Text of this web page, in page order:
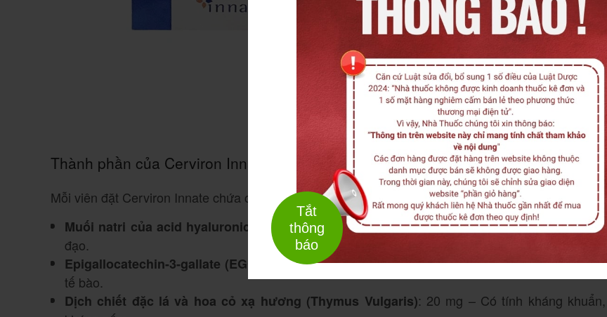
Tắt
thông
báo
Thành phần của Cerviron Innate
Mỗi viên đặt Cerviron Innate chứa các thành phần tự nhiên sau:
Muối natri của acid hyaluronic
: 10 mg – Giúp giữ ẩm, làm dịu và cải thiện tình trạng khô âm
đạo.
Epigallocatechin-3-gallate (EGCG)
: 20 mg – Chất chống oxy hóa mạnh, giảm viêm và bảo vệ
tế bào.
Dịch chiết đặc lá và hoa cỏ xạ hương (Thymus Vulgaris): 20 mg – Có tính kháng khuẩn,